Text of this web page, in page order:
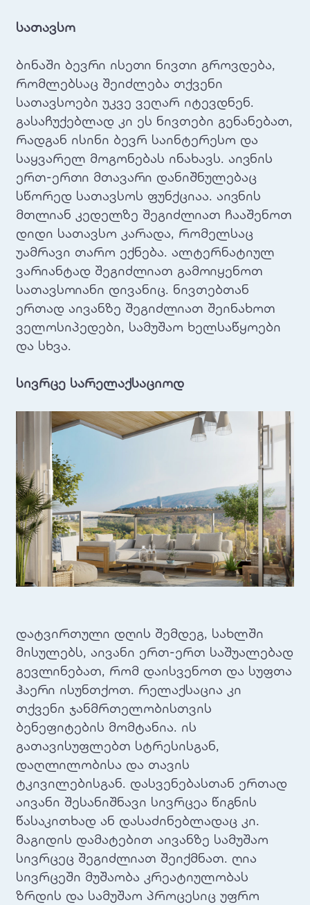
სათავსო
ბინაში ბევრი ისეთი ნივთი გროვდება,
რომლებსაც შეიძლება თქვენი
სათავსოები უკვე ვეღარ იტევდნენ.
გასაჩუქებლად კი ეს ნივთები გენანებათ,
რადგან ისინი ბევრ საინტერესო და
საყვარელ მოგონებას ინახავს. აივნის
ერთ-ერთი მთავარი დანიშნულებაც
სწორედ სათავსოს ფუნქციაა. აივნის
მთლიან კედელზე შეგიძლიათ ჩააშენოთ
დიდი სათავსო კარადა, რომელსაც
უამრავი თარო ექნება. ალტერნატიულ
ვარიანტად შეგიძლიათ გამოიყენოთ
სათავსოიანი დივანიც. ნივთებთან
ერთად აივანზე შეგიძლიათ შეინახოთ
ველოსიპედები, სამუშაო ხელსაწყოები
და სხვა.
სივრცე სარელაქსაციოდ
დატვირთული დღის შემდეგ, სახლში
მისულებს, აივანი ერთ-ერთ საშუალებად
გევლინებათ, რომ დაისვენოთ და სუფთა
ჰაერი ისუნთქოთ. რელაქსაცია კი
თქვენი ჯანმრთელობისთვის
ბენეფიტების მომტანია. ის
გათავისუფლებთ სტრესისგან,
დაღლილობისა და თავის
ტკივილებისგან. დასვენებასთან ერთად
აივანი შესანიშნავი სივრცეა წიგნის
წასაკითხად ან დასაძინებლადაც კი.
მაგიდის დამატებით აივანზე სამუშაო
სივრცეც შეგიძლიათ შეიქმნათ. ღია
სივრცეში მუშაობა კრეატიულობას
ზრდის და სამუშაო პროცესიც უფრო